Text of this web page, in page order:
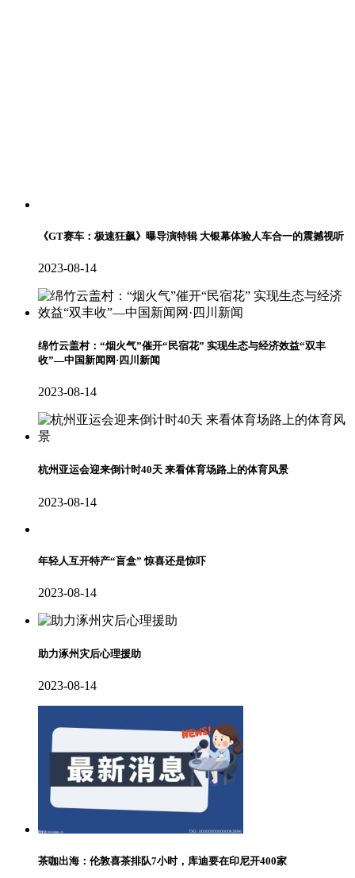
《GT赛车：极速狂飙》曝导演特辑 大银幕体验人车合一的震撼视听
2023-08-14
绵竹云盖村：“烟火气”催开“民宿花” 实现生态与经济效益“双丰
收”—中国新闻网·四川新闻
2023-08-14
杭州亚运会迎来倒计时40天 来看体育场路上的体育风景
2023-08-14
年轻人互开特产“盲盒” 惊喜还是惊吓
2023-08-14
助力涿州灾后心理援助
2023-08-14
茶咖出海：伦敦喜茶排队7小时，库迪要在印尼开400家